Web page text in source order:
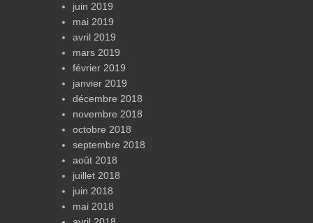
juin 2019
mai 2019
avril 2019
mars 2019
février 2019
janvier 2019
décembre 2018
novembre 2018
octobre 2018
septembre 2018
août 2018
juillet 2018
juin 2018
mai 2018